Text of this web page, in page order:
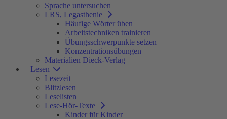
Sprache untersuchen
LRS, Legasthenie
Häufige Wörter üben
Arbeitstechniken trainieren
Übungsschwerpunkte setzen
Konzentrationsübungen
Materialien Dieck-Verlag
Lesen
Lesezeit
Blitzlesen
Leselisten
Lese-Hör-Texte
Kinder für Kinder